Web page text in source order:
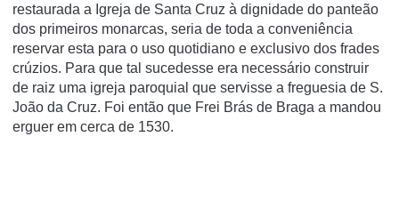
restaurada a Igreja de Santa Cruz à dignidade do panteão
dos primeiros monarcas, seria de toda a conveniência
reservar esta para o uso quotidiano e exclusivo dos frades
crúzios. Para que tal sucedesse era necessário construir
de raiz uma igreja paroquial que servisse a freguesia de S.
João da Cruz. Foi então que Frei Brás de Braga a mandou
erguer em cerca de 1530.